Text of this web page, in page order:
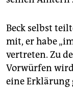
Beck selbst
mit, er habe
vertreten. Zu
Vorwürfen
eine Erklärung